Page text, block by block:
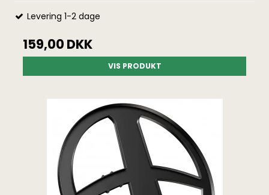
Levering 1-2 dage
159,00 DKK
VIS PRODUKT